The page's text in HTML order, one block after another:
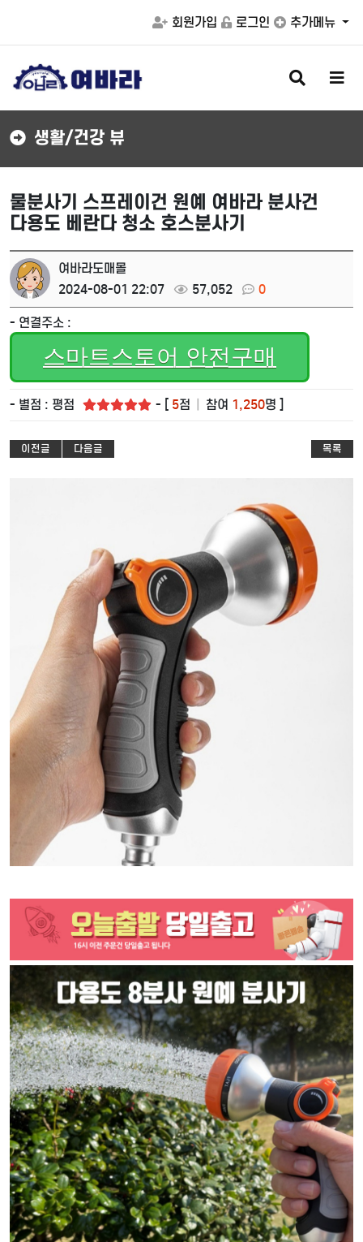
회원가입 로그인 추가메뉴
검
색
버
메
버
생활/건강 뷰
물분사기 스프레이건 원예 여바라 분사건
다용도 베란다 청소 호스분사기
여바라도매몰
2024-08-01 22:07
57,052 0
- 연결주소 :
스마트스토어 안전구매
- 별점 : 평점 - [ 5점 참여 1,250명 ]
이전글 다음글 목록